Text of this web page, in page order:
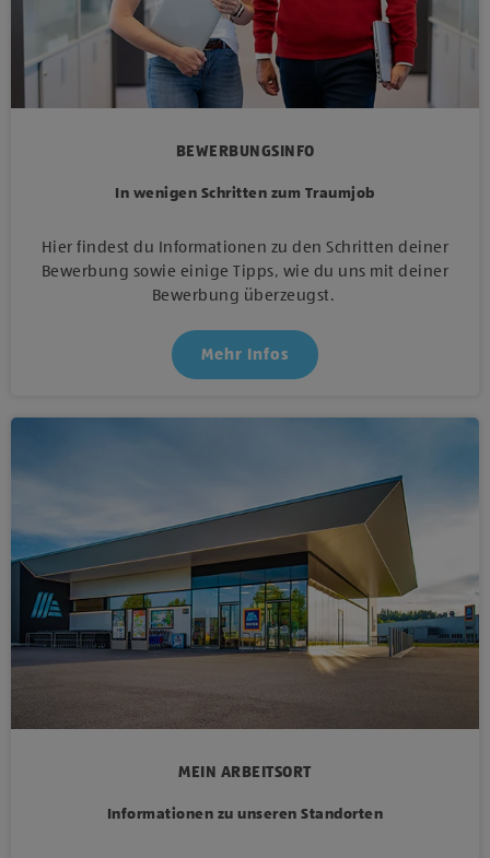
BEWERBUNGSINFO
In wenigen Schritten zum Traumjob
Hier findest du Informationen zu den Schritten deiner
Bewerbung sowie einige Tipps, wie du uns mit deiner
Bewerbung überzeugst.
Mehr Infos
MEIN ARBEITSORT
Informationen zu unseren Standorten